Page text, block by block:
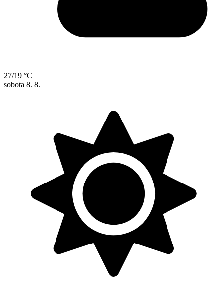
27/19 °C
sobota 8. 8.